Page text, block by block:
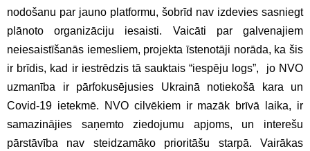
nodošanu par jauno platformu, šobrīd nav izdevies sasniegt
plānoto organizāciju iesaisti. Vaicāti par galvenajiem
neiesaistīšanās iemesliem, projekta īstenotāji norāda, ka šis
ir brīdis, kad ir iestrēdzis tā sauktais “iespēju logs”, jo NVO
uzmanība ir pārfokusējusies Ukrainā notiekošā kara un
Covid-19 ietekmē. NVO cilvēkiem ir mazāk brīvā laika, ir
samazinājies saņemto ziedojumu apjoms, un interešu
pārstāvība nav steidzamāko prioritāšu starpā. Vairākas